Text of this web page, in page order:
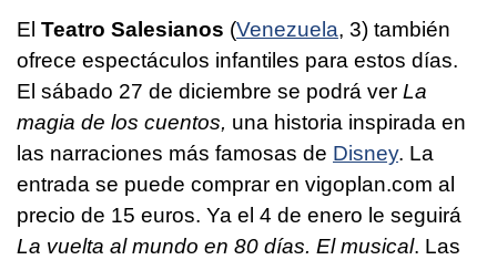
El Teatro Salesianos (Venezuela, 3) también
ofrece espectáculos infantiles para estos días.
El sábado 27 de diciembre se podrá ver La
magia de los cuentos, una historia inspirada en
las narraciones más famosas de Disney. La
entrada se puede comprar en vigoplan.com al
precio de 15 euros. Ya el 4 de enero le seguirá
La vuelta al mundo en 80 días. El musical. Las